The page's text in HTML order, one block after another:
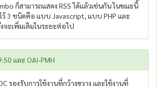
ก็สามารถแสดง RSS ได้แล้วเช่นกัน ในขณะนี้
ว้ 3 ชนิดคือ แบบ Javascript, แบบ PHP และ
จะเพิ่มเติมในระยะต่อไป
และ OAI-PMH
รองรับการใช้งานที่กว้างขวาง และใช้งานที่